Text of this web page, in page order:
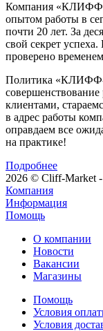
Компания «КЛИФФ-
опытом работы в
почти 20 лет. За
свой секрет
проверено
Политика «КЛИФФ-
клиентами,
в адрес работы
оправдаем все
на практике!
Подробнее
2026 © Cliff-Market -
Компания
Информация
Помощь
О компании
Новости
Вакансии
Магазины
Помощь
Условия
Условия